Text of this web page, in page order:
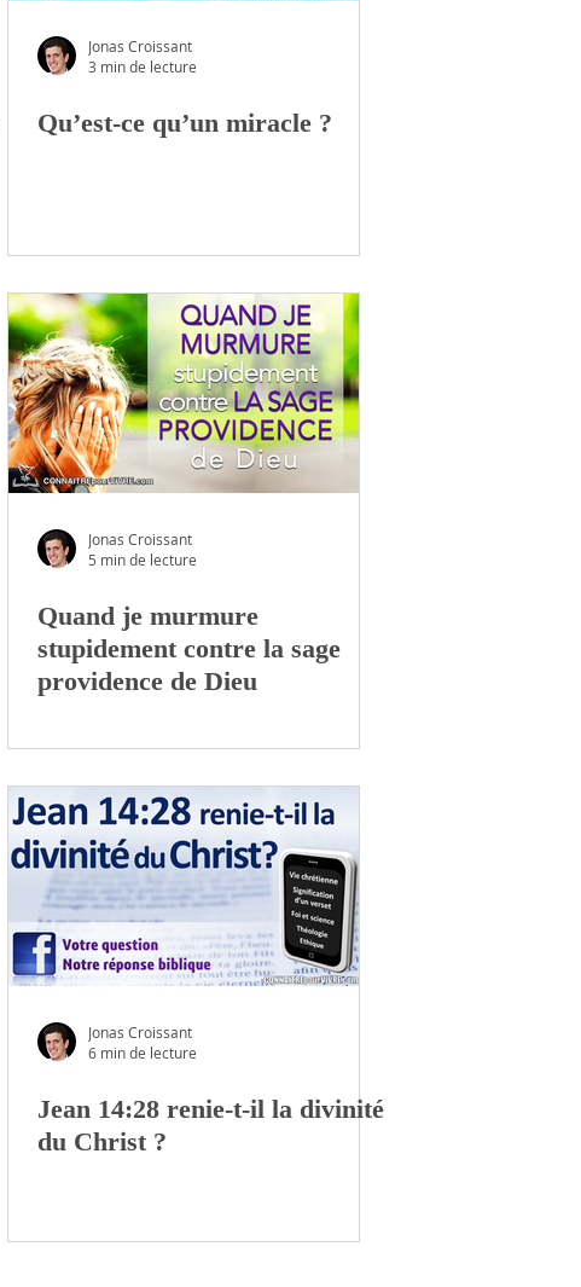
Jonas Croissant
3 min de lecture
Qu’est-ce qu’un miracle ?
Jonas Croissant
5 min de lecture
Quand je murmure
stupidement contre la sage
providence de Dieu
Jonas Croissant
6 min de lecture
Jean 14:28 renie-t-il la divinité
du Christ ?